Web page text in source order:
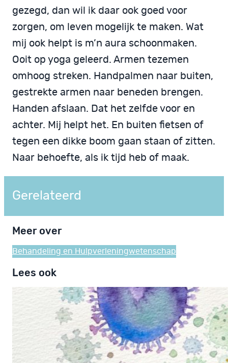
gezegd, dan wil ik daar ook goed voor
zorgen, om leven mogelijk te maken. Wat
mij ook helpt is m’n aura schoonmaken.
Ooit op yoga geleerd. Armen tezemen
omhoog streken. Handpalmen naar buiten,
gestrekte armen naar beneden brengen.
Handen afslaan. Dat het zelfde voor en
achter. Mij helpt het. En buiten fietsen of
tegen een dikke boom gaan staan of zitten.
Naar behoefte, als ik tijd heb of maak.
Gerelateerd
Meer over
Behandeling en Hulpverleningwetenschap
Lees ook